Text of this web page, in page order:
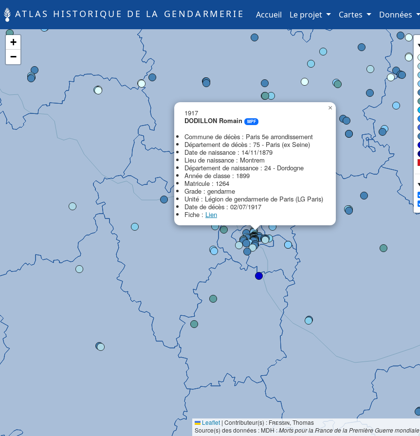
ATLAS HISTORIQUE DE LA GENDARMERIE Accueil (current)
Le projet Cartes Données
1917
DODILLON Romain
MPF
Commune de décès : Paris 5e arrondissement
Département de décès : 75 - Paris (ex Seine)
Date de naissance : 14/11/1879
Lieu de naissance : Montrem
Département de naissance : 24 - Dordogne
Année de classe : 1899
Matricule : 1264
Grade : gendarme
Unité : Légion de gendarmerie de Paris (LG Paris)
Date de décès : 02/07/1917
Fiche : Lien
×
+
−
Leaflet | Contributeur(s) : Fressin, Thomas
Source(s) des données : MDH :Morts pour la France de la Première Guerre mondiale